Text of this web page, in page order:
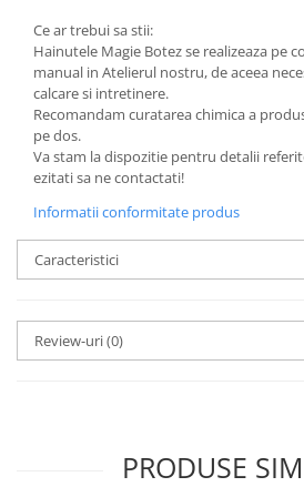
Ce ar trebui sa stii:
Hainutele Magie Botez se realizeaza pe
manual in Atelierul nostru, de aceea
calcare si intretinere.
Recomandam curatarea chimica a
pe dos.
Va stam la dispozitie pentru detalii
ezitati sa ne contactati!
Informatii conformitate produs
Caracteristici
Review-uri(0)
PRODUSE